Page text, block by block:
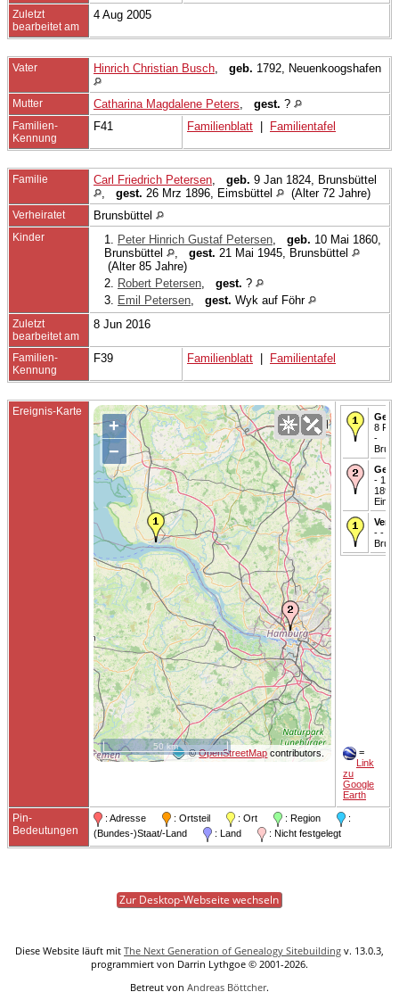
Zuletzt
bearbeitet am
4 Aug 2005
Vater Hinrich Christian Busch geb. 1792, Neuenkoogshafen
Mutter Catharina Magdalene Peters gest. ?
Familien-
Kennung
F41 Familienblatt Familientafel
Familie Carl Friedrich Petersen geb. 9 Jan 1824, Brunsbüttel
gest. 26 Mrz 1896, Eimsbüttel (Alter 72 Jahre)
Verheiratet Brunsbüttel
Kinder 1. Peter Hinrich Gustaf Petersen geb. 10 Mai 1860,
Brunsbüttel
gest. 21 Mai 1945, Brunsbüttel
(Alter 85 Jahre)
2.
Robert Petersen gest. ?
3.
Emil Petersen gest. Wyk auf Föhr
Zuletzt
bearbeitet am
8 Jun 2016
Familien-
Kennung
F39 Familienblatt Familientafel
Ereignis-Karte
+
−
©OpenStreetMap contributors.
50 km
8
-
- 19
1898
- -
=
Link
zu
Google
Earth
Pin-
Bedeutungen
: Adresse : Ortsteil : Ort : Region
:
(Bundes-)Staat/-Land
: Land : Nicht festgelegt
Zur Desktop-Webseite wechseln
Diese Website läuft mit The Next Generation of Genealogy Sitebuilding v. 13.0.3,
programmiert von Darrin Lythgoe © 2001-2026.
Betreut von Andreas Böttcher.